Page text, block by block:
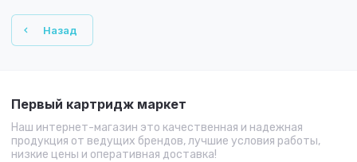
Назад
Первый картридж маркет
Наш интернет-магазин это качественная и надежная
продукция от ведущих брендов, лучшие условия работы,
низкие цены и оперативная доставка!